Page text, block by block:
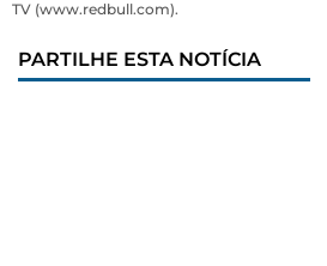
TV (www.redbull.com).
PARTILHE ESTA NOTÍCIA